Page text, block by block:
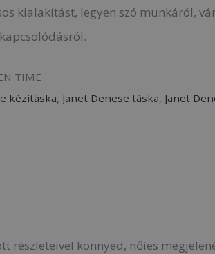
kialakítást, legyen szó munkáról,
TIME
kézitáska, Janet Denese táska, Janet
részleteivel könnyed, nőies